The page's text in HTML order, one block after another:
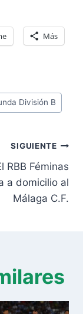
Más
División B
SIGUIENTE
RBB Féminas
a domicilio al
Málaga C.F.